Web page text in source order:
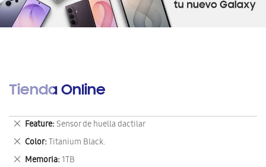
Tienda Online
Feature Sensor de huella dactilar
Eliminar
este
artículo
Color Titanium Black.
Eliminar
este
Memoria 1TB
Eliminar